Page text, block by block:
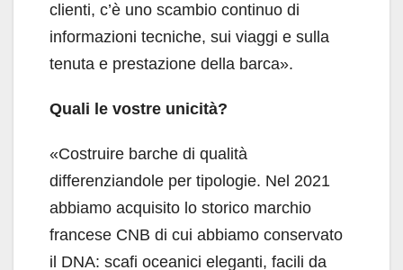
clienti, c’è uno scambio continuo di
informazioni tecniche, sui viaggi e sulla
tenuta e prestazione della barca».
Quali le vostre unicità?
«Costruire barche di qualità
differenziandole per tipologie. Nel 2021
abbiamo acquisito lo storico marchio
francese CNB di cui abbiamo conservato
il DNA: scafi oceanici eleganti, facili da